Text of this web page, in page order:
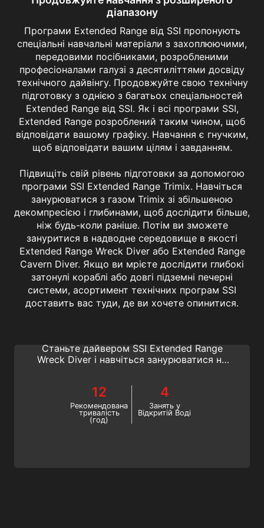
діапазону
Програми Extended Range від SSI пропонують
спеціальні навчальні матеріали з захоплюючими,
передовими посібниками, розробленими
професіоналами галузі з десятиліттями досвіду
технічного дайвінгу. Продовжуйте свою технічну
підготовку з однією з багатьох спеціальностей
Extended Range від SSI. Як і всі програми SSI,
Extended Range розроблений таким чином, щоб
відповідати вашому графіку. Навчання є гнучким,
щоб відповідати вашим цілям і завданням.
Підвищіть свій рівень підготовки за допомогою
програми SSI Extended Range Trimix. Навчіться
занурюватися з газом Trimix зі збільшеною
декомпресією і глибинами, щоб дослідити більше,
ніж будь-коли раніше. Потім ви зможете
зануритися в надводне середовище в якості
Extended Range Wreck Diver або Extended Range
Cavern Diver. Якщо ви мрієте дослідити глибокі
затонулі кораблі або довгі підземні печерні
системи, асортимент технічних програм SSI
доставить вас туди, де ви хочете опинитися.
Extended Range Wreck Diving
Станьте дайвером SSI Extended Range
Wreck Diver і навчіться занурюватися на
розширених занурень до затонулих
кораблів онлайн вже сьогодні!
12
Рекомендована
тривалість
(год)
4
Занять у
Відкритій Воді